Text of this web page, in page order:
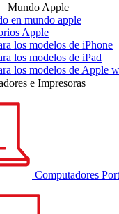
Mundo Apple
en mundo apple
Apple
los modelos de iPhone
los modelos de iPad
los modelos de Apple
e Impresoras
Computadores